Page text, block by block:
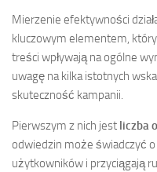
Mierzenie efektywności
kluczowym elementem,
treści wpływają na ogólne
uwagę na kilka istotnych
skuteczność kampanii.
Pierwszym z nich jest liczba
odwiedzin może świadczyć
użytkowników i przyciągają